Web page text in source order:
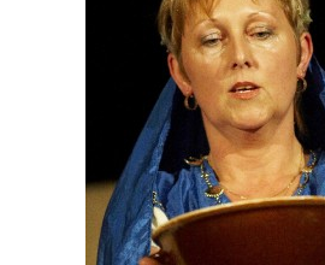
HRY OD ROKU 1973
VIDEOZÁZNAMY Z HER
FOTOALBUM